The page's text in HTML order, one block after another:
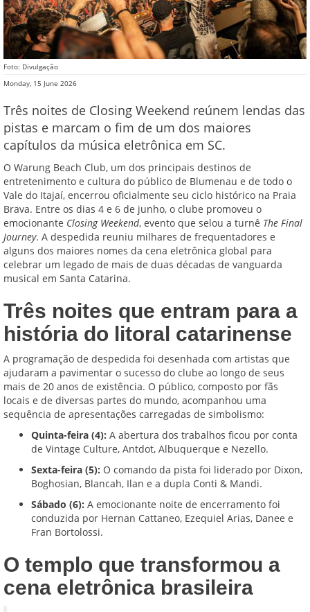
Foto: Divulgação
Monday, 15 June 2026
Três noites de Closing Weekend reúnem lendas das
pistas e marcam o fim de um dos maiores
capítulos da música eletrônica em SC.
O Warung Beach Club, um dos principais destinos de
entretenimento e cultura do público de Blumenau e de todo o
Vale do Itajaí, encerrou oficialmente seu ciclo histórico na Praia
Brava. Entre os dias 4 e 6 de junho, o clube promoveu o
emocionante Closing Weekend, evento que selou a turnê The Final
Journey. A despedida reuniu milhares de frequentadores e
alguns dos maiores nomes da cena eletrônica global para
celebrar um legado de mais de duas décadas de vanguarda
musical em Santa Catarina.
Três noites que entram para a
história do litoral catarinense
A programação de despedida foi desenhada com artistas que
ajudaram a pavimentar o sucesso do clube ao longo de seus
mais de 20 anos de existência. O público, composto por fãs
locais e de diversas partes do mundo, acompanhou uma
sequência de apresentações carregadas de simbolismo:
Quinta-feira (4): A abertura dos trabalhos ficou por conta
de Vintage Culture, Antdot, Albuquerque e Nezello.
Sexta-feira (5): O comando da pista foi liderado por Dixon,
Boghosian, Blancah, Ilan e a dupla Conti & Mandi.
Sábado (6): A emocionante noite de encerramento foi
conduzida por Hernan Cattaneo, Ezequiel Arias, Danee e
Fran Bortolossi.
O templo que transformou a
cena eletrônica brasileira